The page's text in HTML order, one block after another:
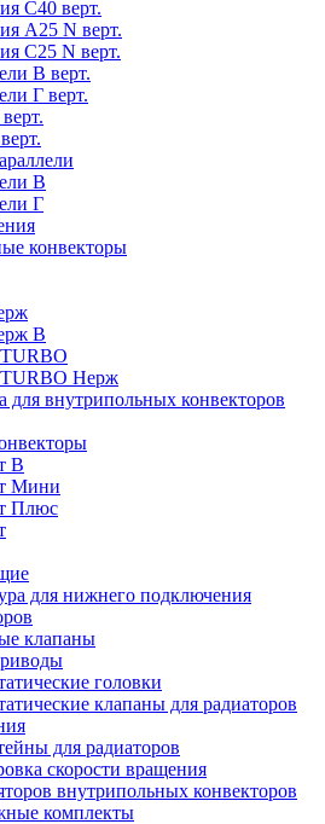
С40 верт.
А25 N верт.
С25 N верт.
В верт.
Г верт.
В
Г
конвекторы
В
Нерж
для внутрипольных конвекторов
В
Мини
Плюс
для нижнего подключения
клапаны
головки
клапаны для радиаторов
для радиаторов
скорости вращения
внутрипольных конвекторов
комплекты